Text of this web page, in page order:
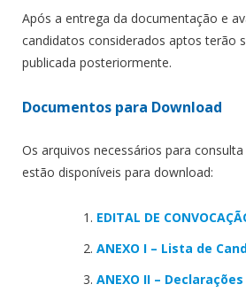
Após a entrega da documentação e
candidatos considerados aptos terão
publicada posteriormente.
Documentos para Download
Os arquivos necessários para
estão disponíveis para download:
EDITAL DE
ANEXO I – Lista de
ANEXO II – Declarações